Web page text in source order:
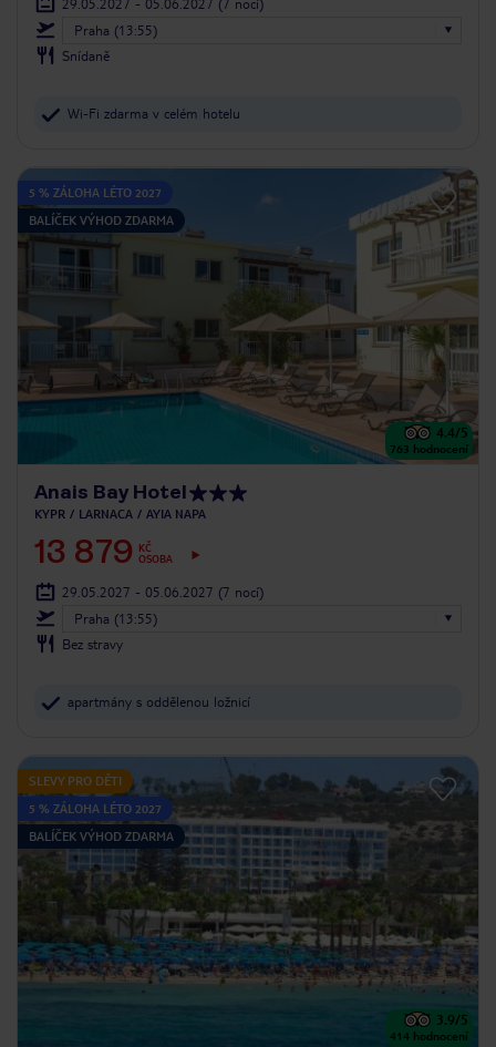
Praha (13:55)
Snídaně
Wi-Fi zdarma v celém hotelu
5 % ZÁLOHA LÉTO 2027
BALÍČEK VÝHOD ZDARMA
4.4/5
763 hodnocení
Anais Bay Hotel
KYPR LARNACA AYIA NAPA
13 879
KČ
OSOBA
29.05.2027 - 05.06.2027 (7 nocí)
Praha (13:55)
Bez stravy
apartmány s oddělenou ložnicí
SLEVY PRO DĚTI
5 % ZÁLOHA LÉTO 2027
BALÍČEK VÝHOD ZDARMA
3.9/5
414 hodnocení